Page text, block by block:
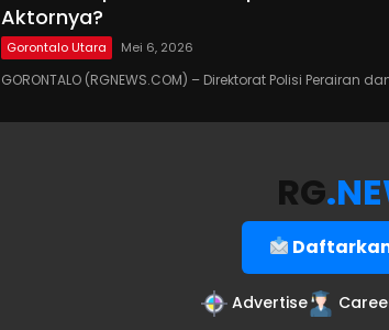
Aktornya?
Gorontalo Utara Mei 6, 2026
GORONTALO (RGNEWS.COM) – Direktorat Polisi Perairan
RG
Advertise